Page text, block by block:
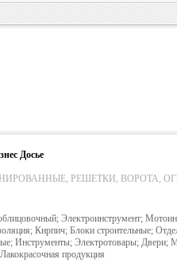
Досье
РЕШЕТКИ, ВОРОТА,
Электроинструмент;
Кирпич; Блоки строительные;
Инструменты; Электротовары; Двери;
продукция